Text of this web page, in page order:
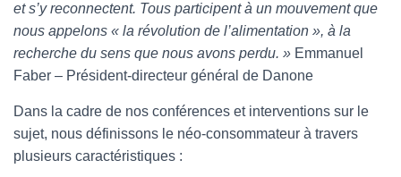
et s’y reconnectent. Tous participent à un mouvement que
nous appelons « la révolution de l’alimentation », à la
recherche du sens que nous avons perdu. » Emmanuel
Faber – Président-directeur général de Danone
Dans la cadre de nos conférences et interventions sur le
sujet, nous définissons le néo-consommateur à travers
plusieurs caractéristiques :